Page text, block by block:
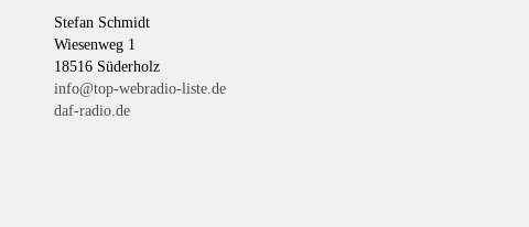
Stefan Schmidt
Wiesenweg 1
18516 Süderholz
info@top-webradio-liste.de
daf-radio.de